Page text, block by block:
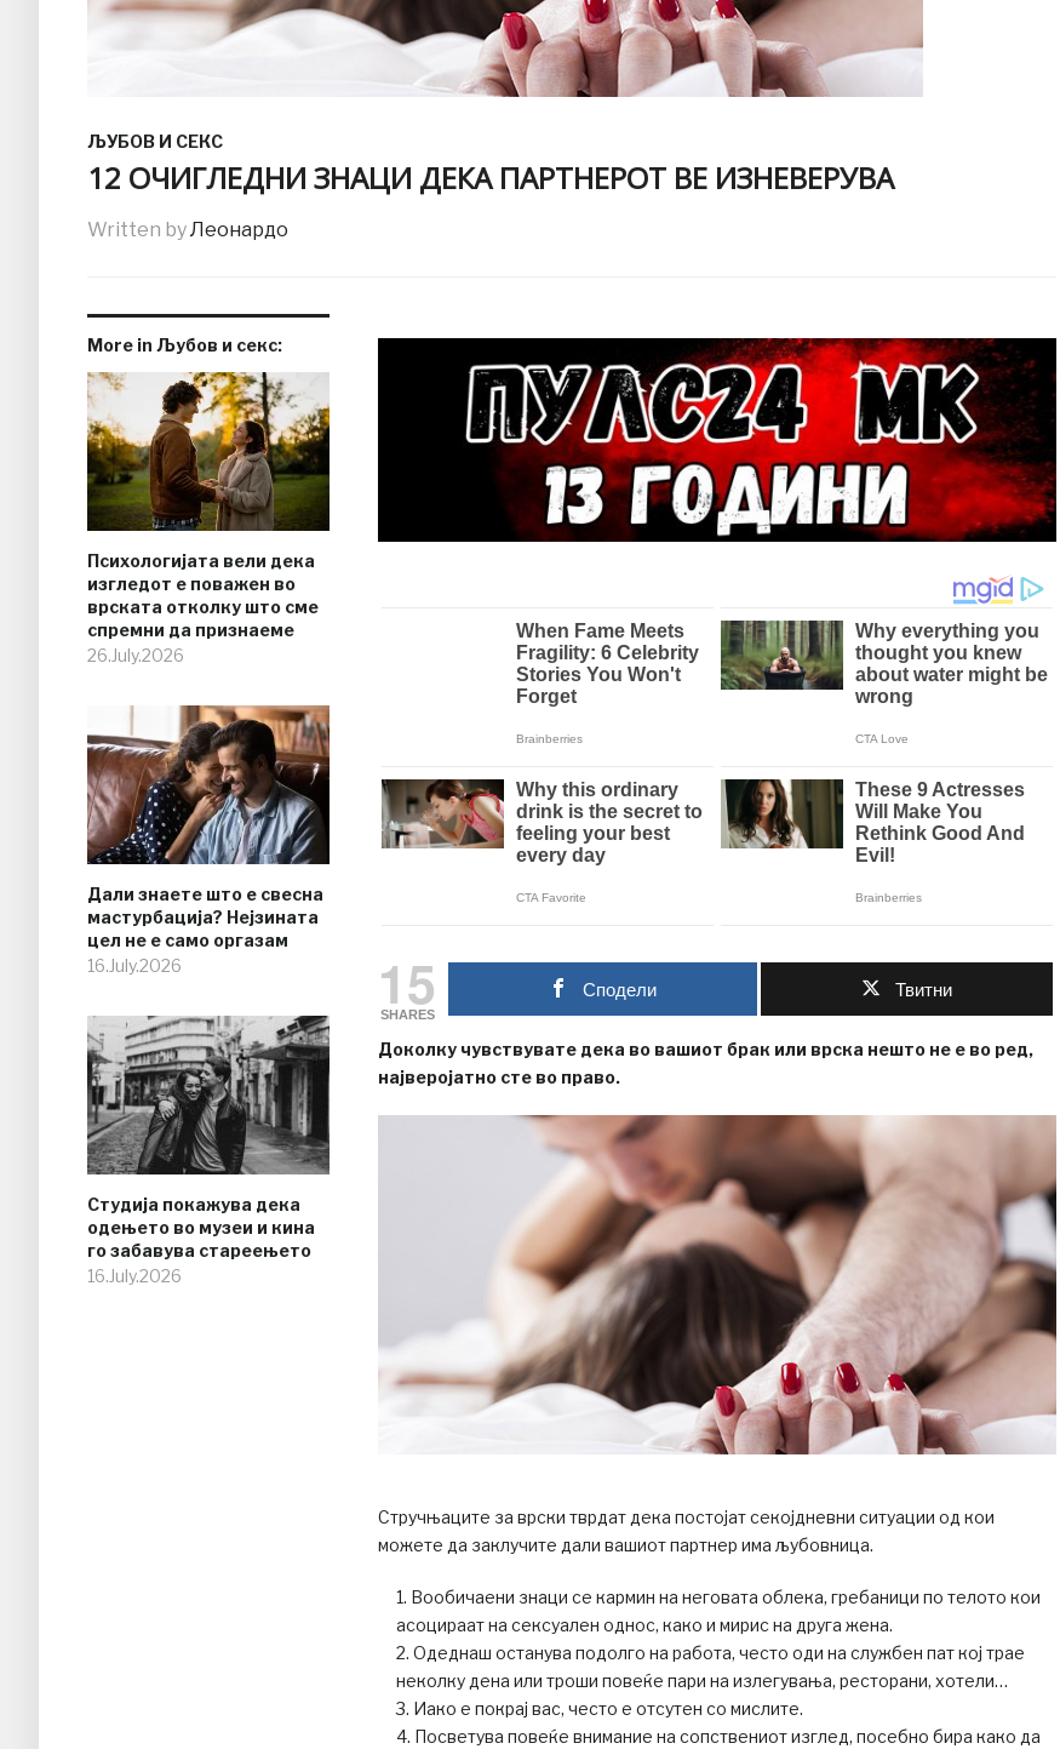
ЉУБОВ И СЕКС
12 ОЧИГЛЕДНИ ЗНАЦИ ДЕКА ПАРТНЕРОТ ВЕ ИЗНЕВЕРУВА
Written byЛеонардо
More in Љубов и секс:
Психологијата вели дека
изгледот е поважен во
врската отколку што сме
спремни да признаеме
26.July.2026
Дали знаете што е свесна
мастурбација? Нејзината
цел не е само оргазам
16.July.2026
Студија покажува дека
одењето во музеи и кина
го забавува стареењето
16.July.2026
15
SHARES
Сподели Твитни
Доколку чувствувате дека во вашиот брак или врска нешто не е во ред,
најверојатно сте во право.
Стручњаците за врски тврдат дека постојат секојдневни ситуации од кои
можете да заклучите дали вашиот партнер има љубовница.
Вообичаени знаци се кармин на неговата облека, гребаници по телото кои
асоцираат на сексуален однос, како и мирис на друга жена.
Одеднаш останува подолго на работа, често оди на службен пат кој трае
неколку дена или троши повеќе пари на излегувања, ресторани, хотели…
Иако е покрај вас, често е отсутен со мислите.
Посветува повеќе внимание на сопствениот изглед, посебно бира како да